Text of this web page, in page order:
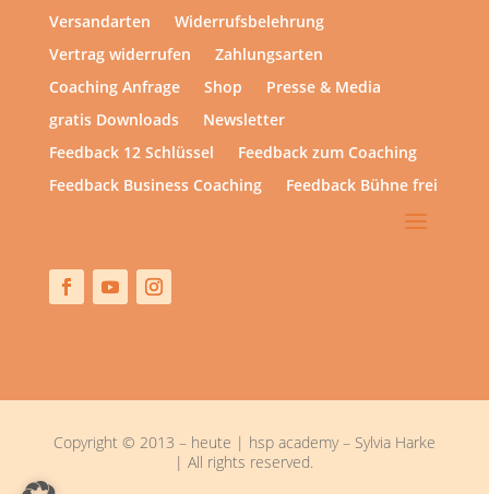
Versandarten
Widerrufsbelehrung
Vertrag widerrufen
Zahlungsarten
Coaching Anfrage
Shop
Presse & Media
gratis Downloads
Newsletter
Feedback 12 Schlüssel
Feedback zum Coaching
Feedback Business Coaching
Feedback Bühne frei
Copyright © 2013 – heute | hsp academy – Sylvia Harke
| All rights reserved.